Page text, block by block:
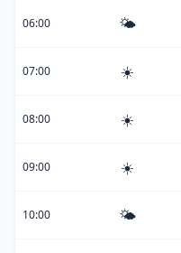
06:00 🌤️
07:00 ☀️
08:00 ☀️
09:00 ☀️
10:00 🌤️